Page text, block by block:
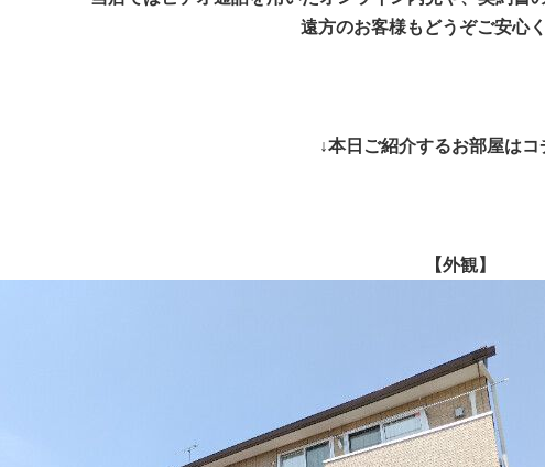
遠方のお客様もどうぞご安心
↓本日ご紹介するお部屋はコ
【外観】